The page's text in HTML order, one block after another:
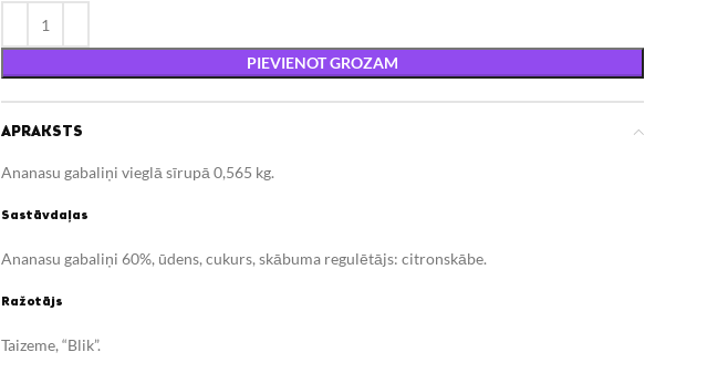
PIEVIENOT GROZAM
APRAKSTS
Ananasu gabaliņi vieglā sīrupā 0,565 kg.
Sastāvdaļas
Ananasu gabaliņi 60%, ūdens, cukurs, skābuma regulētājs: citronskābe.
Ražotājs
Taizeme, “Blik”.